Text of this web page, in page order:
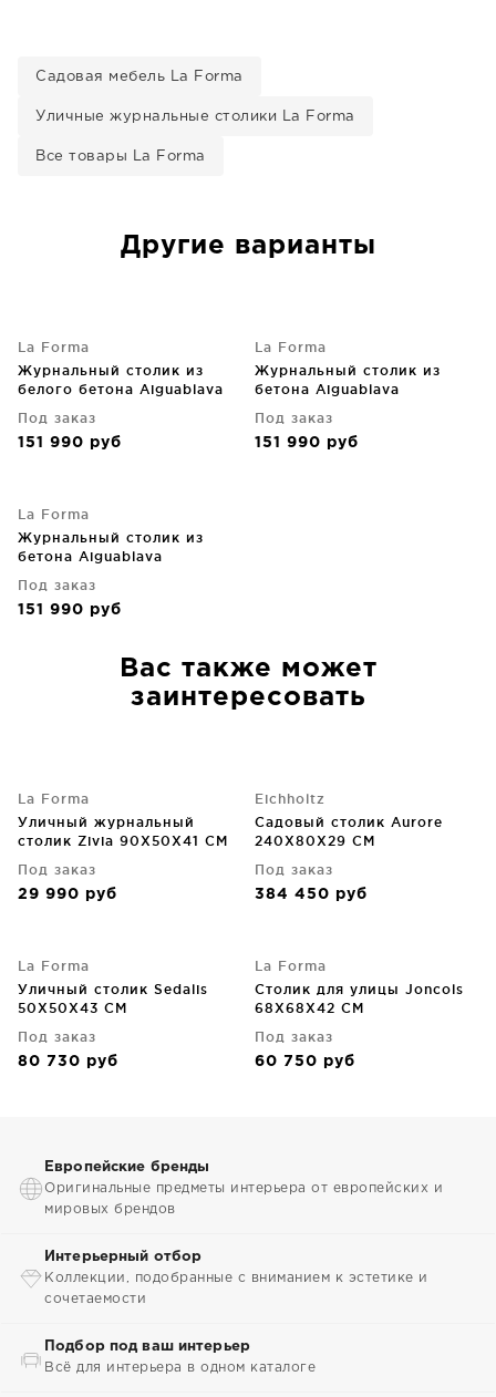
Садовая мебель La Forma
Уличные журнальные столики La Forma
Все товары La Forma
Другие варианты
La Forma
Журнальный столик из
белого бетона Aiguablava
Под заказ
151 990 руб
La Forma
Журнальный столик из
бетона Aiguablava
Под заказ
151 990 руб
La Forma
Журнальный столик из
бетона Aiguablava
Под заказ
151 990 руб
Вас также может
заинтересовать
La Forma
Уличный журнальный
столик Zivia 90X50X41 CM
Под заказ
29 990 руб
Eichholtz
Садовый столик Aurore
240X80X29 CM
Под заказ
384 450 руб
La Forma
Уличный столик Sedalis
50X50X43 CM
Под заказ
80 730 руб
La Forma
Cтолик для улицы Joncols
68X68X42 CM
Под заказ
60 750 руб
Европейские бренды
Оригинальные предметы интерьера от европейских и
мировых брендов
Интерьерный отбор
Коллекции, подобранные с вниманием к эстетике и
сочетаемости
Подбор под ваш интерьер
Всё для интерьера в одном каталоге